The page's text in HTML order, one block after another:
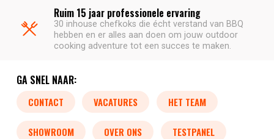
Ruim 15 jaar professionele ervaring
30 inhouse chefkoks die écht verstand van BBQ
hebben en er alles aan doen om jouw outdoor
cooking adventure tot een succes te maken.
GA SNEL NAAR:
CONTACT VACATURES HET TEAM
SHOWROOM OVER ONS TESTPANEL